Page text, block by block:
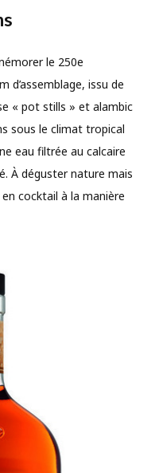
le 250e
d’assemblage, issu de
« pot stills » et alambic
sous le climat tropical
eau filtrée au calcaire
À déguster nature mais
cocktail à la manière